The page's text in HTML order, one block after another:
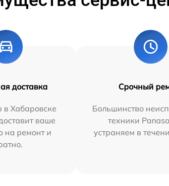
доставка
Хабаровске
ваше
на ремонт и
Срочный
Большинство
техники
устраняем в